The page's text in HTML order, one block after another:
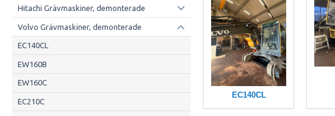
Hitachi Grävmaskiner, demonterade
Volvo Grävmaskiner, demonterade
EC140CL
EW160B
EW160C
EC210C
EC140CL